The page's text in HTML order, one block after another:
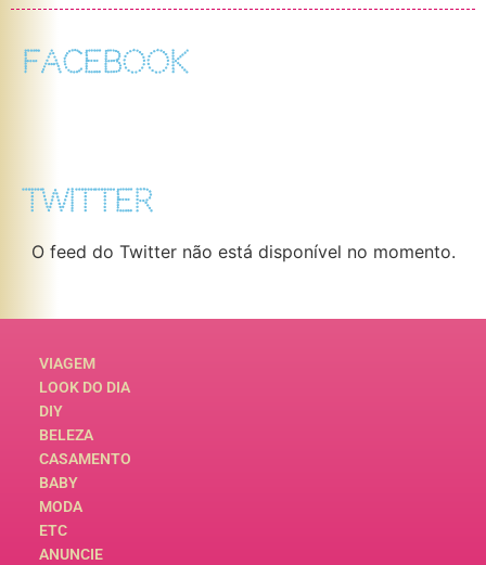
FACEBOOK
TWITTER
O feed do Twitter não está disponível no momento.
VIAGEM
LOOK DO DIA
DIY
BELEZA
CASAMENTO
BABY
MODA
ETC
ANUNCIE